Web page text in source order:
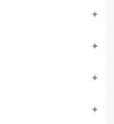
必得！
活
身經歷